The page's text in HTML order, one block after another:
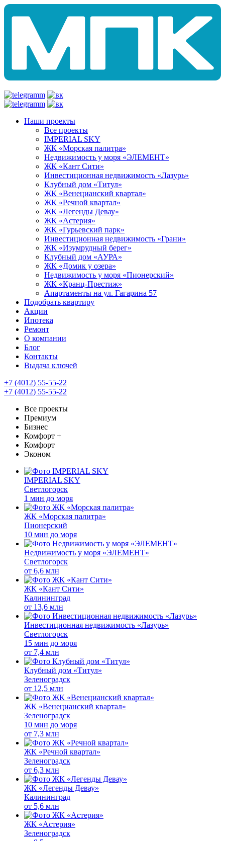
Наши проекты
Все проекты
IMPERIAL SKY
ЖК «Морская палитра»
Недвижимость у моря «ЭЛЕМЕНТ»
ЖК «Кант Сити»
Инвестиционная недвижимость «Лазурь»
Клубный дом «Титул»
ЖК «Венецианский квартал»
ЖК «Речной квартал»
ЖК «Легенды Девау»
ЖК «Астерия»
ЖК «Гурьевский парк»
Инвестиционная недвижимость «Грани»
ЖК «Изумрудный берег»
Клубный дом «АУРА»
ЖК «Домик у озера»
Недвижимость у моря «Пионерский»
ЖК «Кранц-Престиж»
Апартаменты на ул. Гагарина 57
Подобрать квартиру
Акции
Ипотека
Ремонт
О компании
Блог
Контакты
Выдача ключей
+7 (4012) 55-55-22
+7 (4012) 55-55-22
Все проекты
Премиум
Бизнес
Комфорт +
Комфорт
Эконом
IMPERIAL SKY
Светлогорск
1 мин до моря
ЖК «Морская палитра»
Пионерский
10 мин до моря
Недвижимость у моря «ЭЛЕМЕНТ»
Светлогорск
от 6,6 млн
ЖК «Кант Сити»
Калининград
от 13,6 млн
Инвестиционная недвижимость «Лазурь»
Светлогорск
15 мин до моря
от 7,4 млн
Клубный дом «Титул»
Зеленоградск
от 12,5 млн
ЖК «Венецианский квартал»
Зеленоградск
10 мин до моря
от 7,3 млн
ЖК «Речной квартал»
Зеленоградск
от 6,3 млн
ЖК «Легенды Девау»
Калининград
от 5,6 млн
ЖК «Астерия»
Зеленоградск